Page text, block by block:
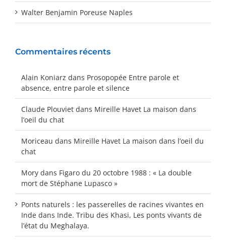
Walter Benjamin Poreuse Naples
Commentaires récents
Alain Koniarz dans Prosopopée Entre parole et
absence, entre parole et silence
Claude Plouviet dans Mireille Havet La maison dans
l’oeil du chat
Moriceau dans Mireille Havet La maison dans l’oeil du
chat
Mory dans Figaro du 20 octobre 1988 : « La double
mort de Stéphane Lupasco »
Ponts naturels : les passerelles de racines vivantes en
Inde dans Inde. Tribu des Khasi, Les ponts vivants de
l’état du Meghalaya.